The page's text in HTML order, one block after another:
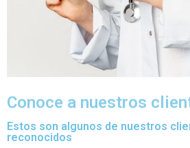
Conoce a nuestros
Estos son algunos de nuestros
reconocidos